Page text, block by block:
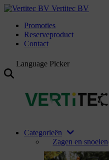
Vertitec BV
Promoties
Reserveproduct
Contact
Language Picker
Categorieën
Zagen en snoeien